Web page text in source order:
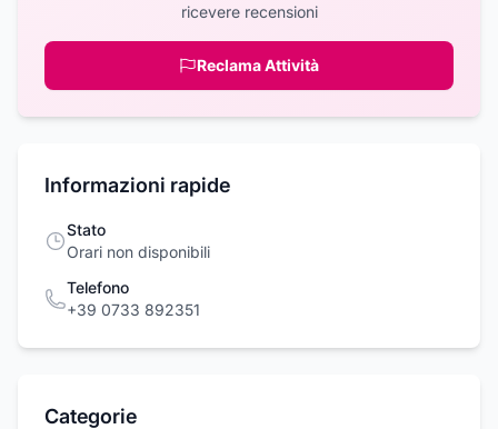
ricevere recensioni
Reclama Attività
Informazioni rapide
Stato
Orari non disponibili
Telefono
+39 0733 892351
Categorie